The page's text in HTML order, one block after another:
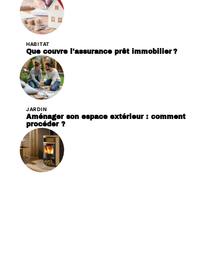
HABITAT
Que couvre l’assurance prêt immobilier ?
JARDIN
Aménager son espace extérieur : comment
procéder ?